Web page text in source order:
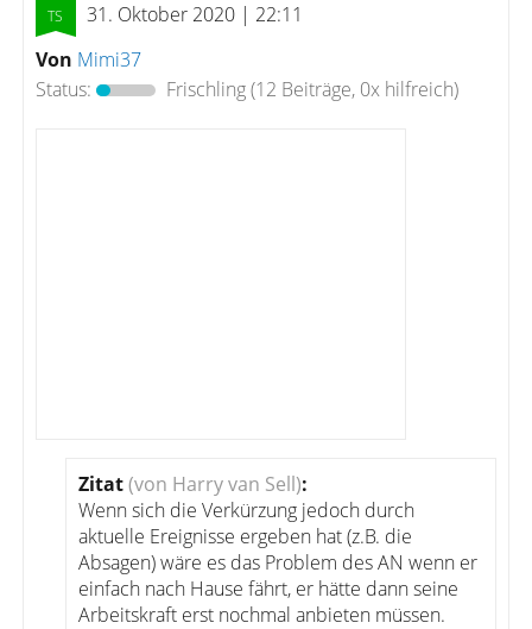
31. Oktober 2020 | 22:11
Von Mimi37
Status:
Frischling(12 Beiträge, 0x hilfreich)
Zitat(von Harry van Sell):
Wenn sich die Verkürzung jedoch durch
aktuelle Ereignisse ergeben hat (z.B. die
Absagen) wäre es das Problem des AN wenn er
einfach nach Hause fährt, er hätte dann seine
Arbeitskraft erst nochmal anbieten müssen.